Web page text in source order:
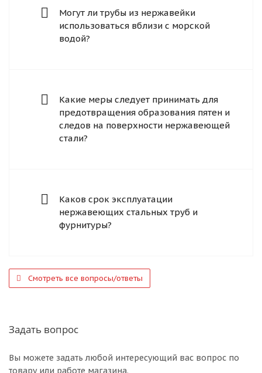
Могут ли трубы из нержавейки
использоваться вблизи с морской
водой?
Какие меры следует принимать для
предотвращения образования пятен и
следов на поверхности нержавеющей
стали?
Каков срок эксплуатации
нержавеющих стальных труб и
фурнитуры?
Смотреть все вопросы/ответы
Задать вопрос
Вы можете задать любой интересующий вас вопрос по
товару или работе магазина.